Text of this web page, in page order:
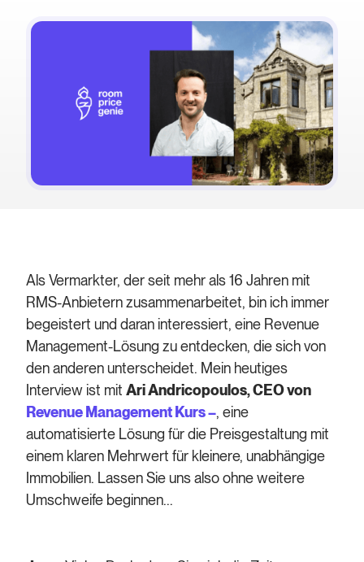
Als Vermarkter, der seit mehr als 16 Jahren mit
RMS-Anbietern zusammenarbeitet, bin ich immer
begeistert und daran interessiert, eine Revenue
Management-Lösung zu entdecken, die sich von
den anderen unterscheidet. Mein heutiges
Interview ist mitAri Andricopoulos, CEO von
Revenue Management Kurs –, eine
automatisierte Lösung für die Preisgestaltung mit
einem klaren Mehrwert für kleinere, unabhängige
Immobilien. Lassen Sie uns also ohne weitere
Umschweife beginnen...